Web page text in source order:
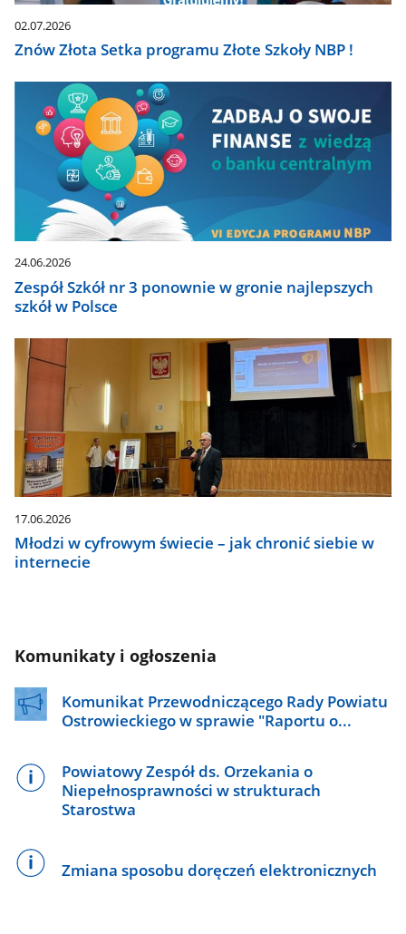
02.07.2026
Znów Złota Setka programu Złote Szkoły NBP !
24.06.2026
Zespół Szkół nr 3 ponownie w gronie najlepszych
szkół w Polsce
17.06.2026
Młodzi w cyfrowym świecie – jak chronić siebie w
internecie
Komunikaty i ogłoszenia
Komunikat Przewodniczącego Rady Powiatu
Ostrowieckiego w sprawie "Raportu o...
Powiatowy Zespół ds. Orzekania o
Niepełnosprawności w strukturach
Starostwa
Zmiana sposobu doręczeń elektronicznych